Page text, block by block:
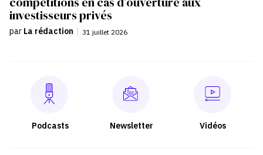
investisseurs privés
par La rédaction | 31 juillet 2026
Podcasts Newsletter Vidéos